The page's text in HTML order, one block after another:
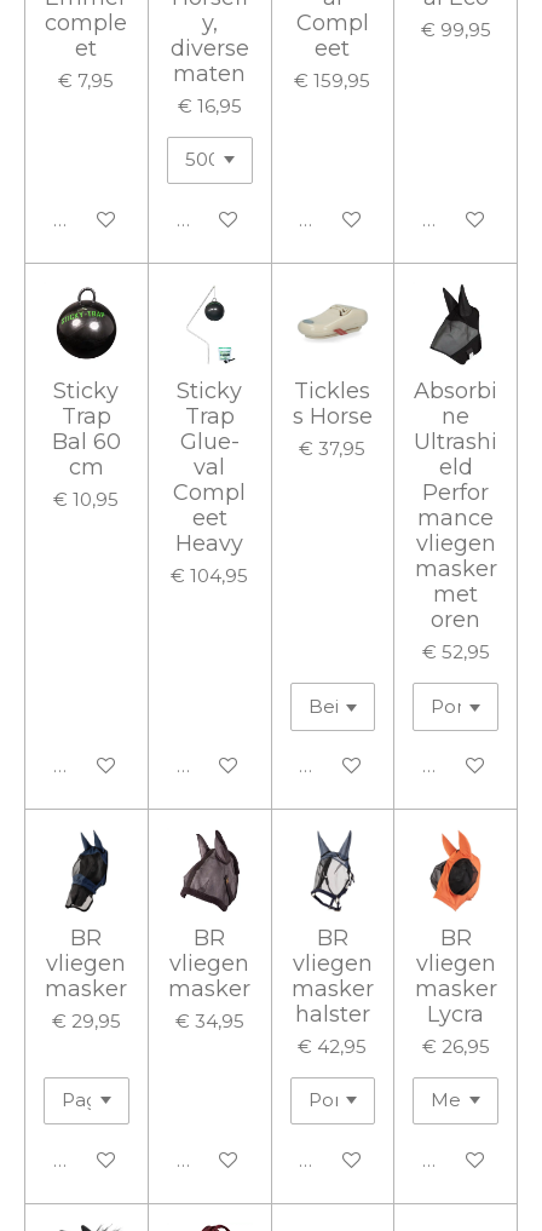
comple
et
€ 7,95
In winkelwagen
y,
diverse
maten
€ 16,95
In winkelwagen
Compl
eet
€ 159,95
In winkelwagen
€ 99,95
In
Sticky
Trap
Bal 60
cm
€ 10,95
In winkelwagen
Sticky
Trap
Glue-
val
Compl
eet
Heavy
€ 104,95
In winkelwagen
Tickles
s Horse
€ 37,95
In winkelwagen
Absorbi
ne
Ultrashi
eld
Perfor
mance
vliegen
masker
met
oren
€ 52,95
In
BR
vliegen
masker
€ 29,95
In winkelwagen
BR
vliegen
masker
€ 34,95
In winkelwagen
BR
vliegen
masker
halster
€ 42,95
In winkelwagen
BR
vliegen
masker
Lycra
€ 26,95
In